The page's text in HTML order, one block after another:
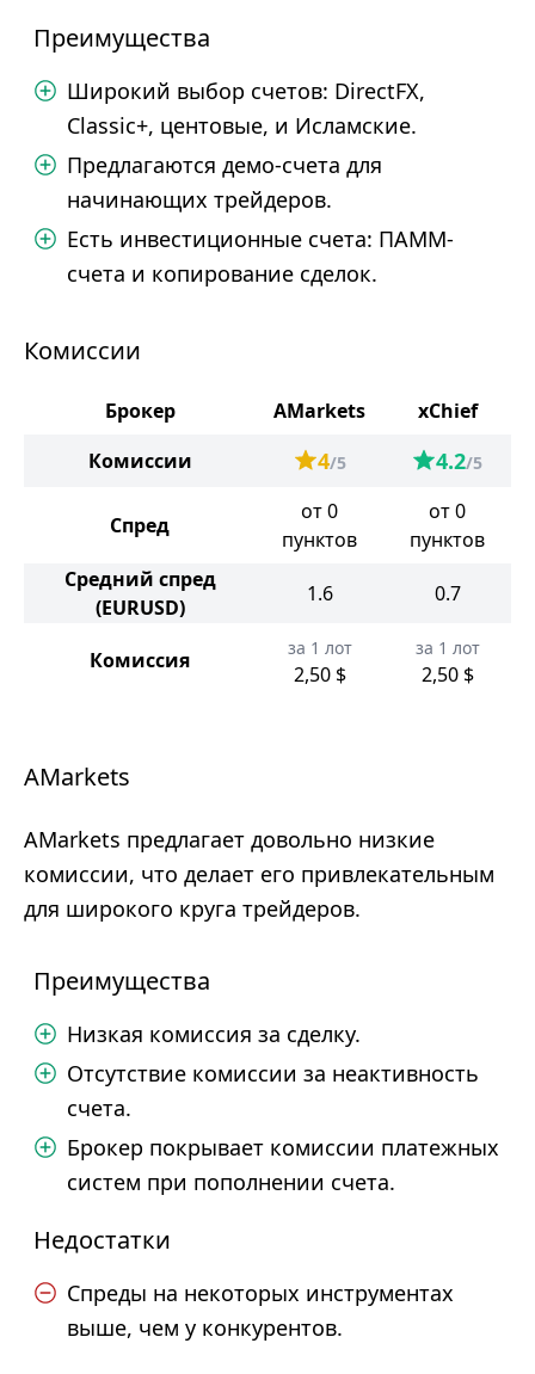
Преимущества
Широкий выбор счетов: DirectFX,
Classic+, центовые, и Исламские.
Предлагаются демо-счета для
начинающих трейдеров.
Есть инвестиционные счета: ПАММ-
счета и копирование сделок.
Комиссии
Брокер AMarkets
xChief
Комиссии
4/5 4.2/5
Спред
от 0
пунктов
от 0
пунктов
Средний спред
(EURUSD)
1.6 0.7
Комиссия за 1 лот
2,50 $
за 1 лот
2,50 $
AMarkets
AMarkets предлагает довольно низкие
комиссии, что делает его привлекательным
для широкого круга трейдеров.
Преимущества
Низкая комиссия за сделку.
Отсутствие комиссии за неактивность
счета.
Брокер покрывает комиссии платежных
систем при пополнении счета.
Недостатки
Спреды на некоторых инструментах
выше, чем у конкурентов.